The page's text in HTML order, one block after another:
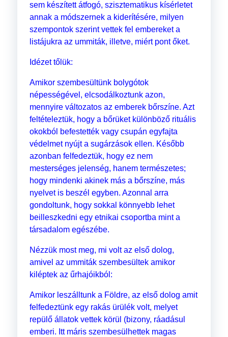
sem készített átfogó, szisztematikus kísérletet
annak a módszernek a kiderítésére, milyen
szempontok szerint vettek fel embereket a
listájukra az ummiták, illetve, miért pont őket.
Idézet tőlük:
Amikor szembesültünk bolygótok
népességével, elcsodálkoztunk azon,
mennyire változatos az emberek bőrszíne. Azt
feltételeztük, hogy a bőrüket különböző rituális
okokból befestették vagy csupán egyfajta
védelmet nyújt a sugárzások ellen. Később
azonban felfedeztük, hogy ez nem
mesterséges jelenség, hanem természetes;
hogy mindenki akinek más a bőrszíne, más
nyelvet is beszél egyben. Azonnal arra
gondoltunk, hogy sokkal könnyebb lehet
beilleszkedni egy etnikai csoportba mint a
társadalom egészébe.
Nézzük most meg, mi volt az első dolog,
amivel az ummiták szembesültek amikor
kiléptek az űrhajóikból:
Amikor leszálltunk a Földre, az első dolog amit
felfedeztünk egy rakás ürülék volt, melyet
repülő állatok vettek körül (bizony, ráadásul
emberi. Itt máris szembesülhettek magas